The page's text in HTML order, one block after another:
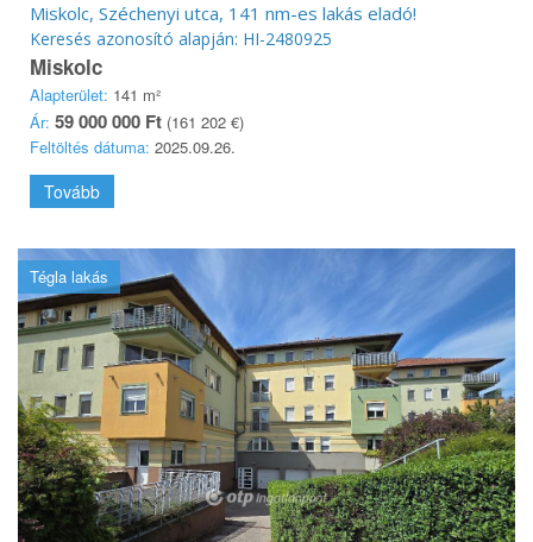
Miskolc, Széchenyi utca, 141 nm-es lakás eladó!
Keresés azonosító alapján: HI-2480925
Miskolc
Alapterület: 141 m²
Ár: 59 000 000 Ft (161 202 €)
Feltöltés dátuma: 2025.09.26.
Tovább
Tégla lakás